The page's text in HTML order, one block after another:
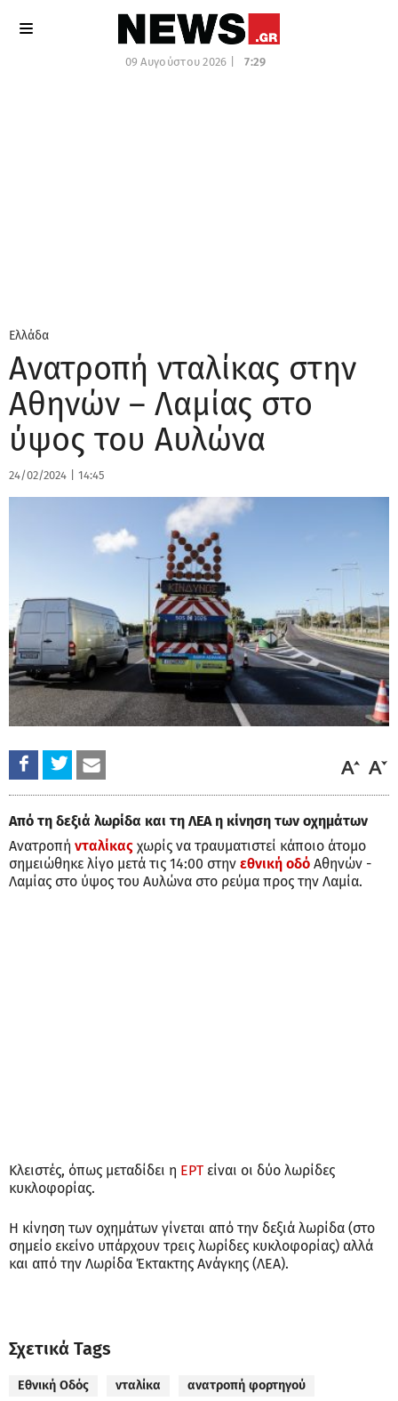
09 Αυγούστου 2026 | 7:29
Ελλάδα
Ανατροπή νταλίκας στην
Αθηνών – Λαμίας στο
ύψος του Αυλώνα
24/02/2024 14:45
Από τη δεξιά λωρίδα και τη ΛΕΑ η κίνηση των οχημάτων
Ανατροπή νταλίκας χωρίς να τραυματιστεί κάποιο άτομο
σημειώθηκε λίγο μετά τις 14:00 στην εθνική οδό Αθηνών -
Λαμίας στο ύψος του Αυλώνα στο ρεύμα προς την Λαμία.
Κλειστές, όπως μεταδίδει η ΕΡΤ είναι οι δύο λωρίδες
κυκλοφορίας.
Η κίνηση των οχημάτων γίνεται από την δεξιά λωρίδα (στο
σημείο εκείνο υπάρχουν τρεις λωρίδες κυκλοφορίας) αλλά
και από την Λωρίδα Έκτακτης Ανάγκης (ΛΕΑ).
Σχετικά Tags
Εθνική Οδός νταλίκα ανατροπή φορτηγού